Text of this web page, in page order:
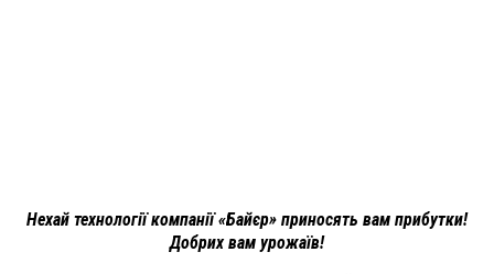
Нехай технології компанії «Байєр» приносять вам прибутки!
Добрих вам урожаїв!